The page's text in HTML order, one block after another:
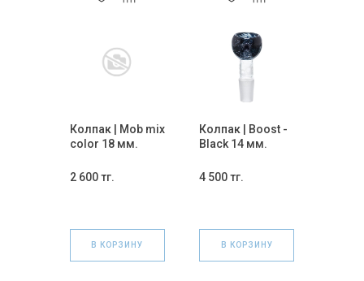
Колпак | Mob mix
color 18 мм.
2 600 тг.
В КОРЗИНУ
Колпак | Boost -
Black 14 мм.
4 500 тг.
В КОРЗИНУ